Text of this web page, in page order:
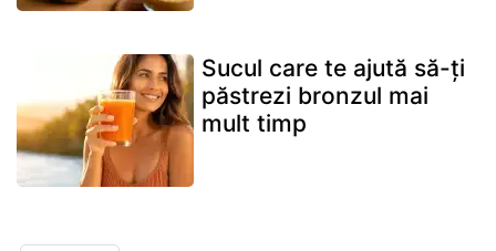
Sucul care te ajută să-ți
păstrezi bronzul mai
mult timp